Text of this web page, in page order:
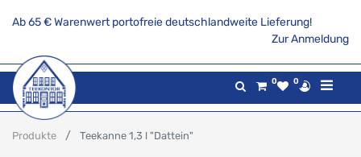
Ab 65 € Warenwert portofreie deutschlandweite Lieferung!
Zur Anmeldung
0 0
Produkte Teekanne 1,3 l "Dattein"